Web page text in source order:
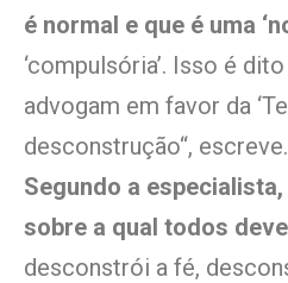
é normal e que é uma
‘compulsória’. Isso é
advogam em favor da
desconstrução“, escreve.
Segundo a
sobre a qual todos
desconstrói a fé,